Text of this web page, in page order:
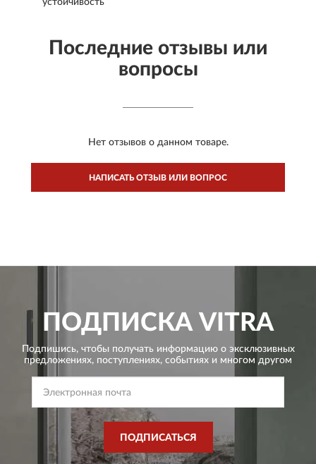
устойчивость
Последние отзывы или
вопросы
Нет отзывов о данном товаре.
НАПИСАТЬ ОТЗЫВ ИЛИ ВОПРОС
ПОДПИСКА VITRA
Подпишись, чтобы получать информацию о эксклюзивных
предложениях, поступлениях, событиях и многом другом
ПОДПИСАТЬСЯ